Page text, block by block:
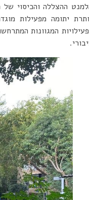
ההצללה והכיסוי
יתומה מפעילות
המגוונות